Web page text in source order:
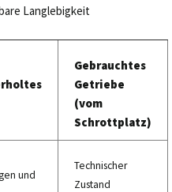
Langlebigkeit
Gebrauchtes
Getriebe
(vom
Schrottplatz)
und
Technischer
Zustand